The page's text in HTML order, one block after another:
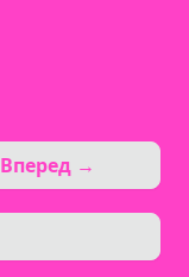
Вперед →